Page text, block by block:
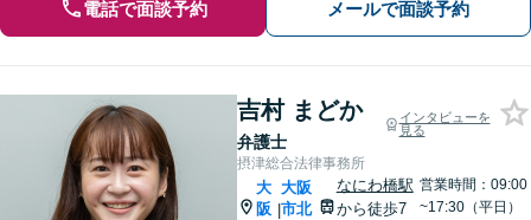
電話で面談予約 メールで面談予約
吉村 まどか
弁護士
インタビューを
見る
摂津総合法律事務所
大
阪 |
大阪
市北
なにわ橋駅
から徒歩7
営業時間：09:00
~17:30（平日）